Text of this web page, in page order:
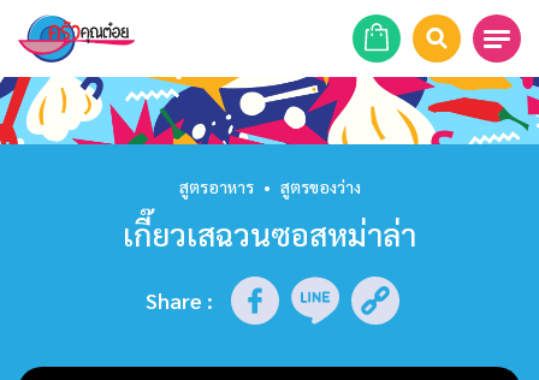
หน้าแรก
ร้านอาหาร
รายการย้อนหลัง
สูตรอาหาร • สูตรของว่าง
เกี๊ยวเสฉวนซอสหม่าล่า
Share :